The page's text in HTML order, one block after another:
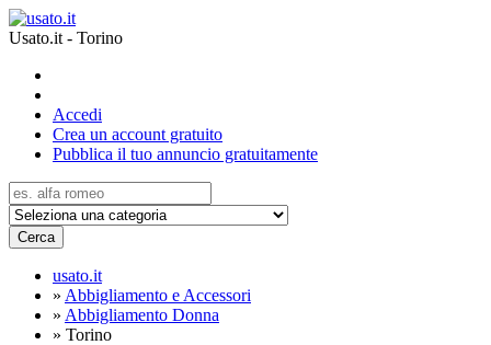
Usato.it - Torino
Accedi
Crea un account gratuito
Pubblica il tuo annuncio gratuitamente
Cerca
usato.it
» Abbigliamento e Accessori
» Abbigliamento Donna
» Torino